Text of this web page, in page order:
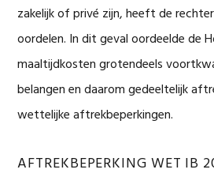
zakelijk of privé zijn, heeft de
oordelen. In dit geval oordeelde de
maaltijdkosten grotendeels
belangen en daarom gedeeltelijk
wettelijke aftrekbeperkingen.
AFTREKBEPERKING WET IB